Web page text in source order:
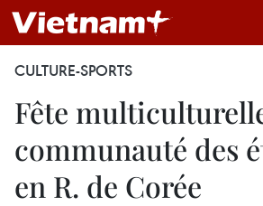
CULTURE-SPORTS
Fête
communauté des
en R. de Corée